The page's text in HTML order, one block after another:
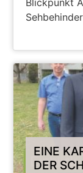
EINE
DER